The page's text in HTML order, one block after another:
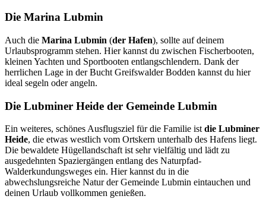
Die Marina Lubmin
Auch die Marina Lubmin (der Hafen), sollte auf deinem
Urlaubsprogramm stehen. Hier kannst du zwischen Fischerbooten,
kleinen Yachten und Sportbooten entlangschlendern. Dank der
herrlichen Lage in der Bucht Greifswalder Bodden kannst du hier
ideal segeln oder angeln.
Die Lubminer Heide der Gemeinde Lubmin
Ein weiteres, schönes Ausflugsziel für die Familie ist die Lubminer
Heide, die etwas westlich vom Ortskern unterhalb des Hafens liegt.
Die bewaldete Hügellandschaft ist sehr vielfältig und lädt zu
ausgedehnten Spaziergängen entlang des Naturpfad-
Walderkundungsweges ein. Hier kannst du in die
abwechslungsreiche Natur der Gemeinde Lubmin eintauchen und
deinen Urlaub vollkommen genießen.